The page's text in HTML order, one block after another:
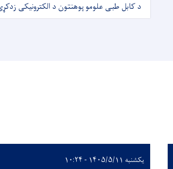
د کابل طبی علومو پوهنتون د الکترونیکی
یکشنبه ۱۴۰۵/۵/۱۱ - ۱۰:۲۴